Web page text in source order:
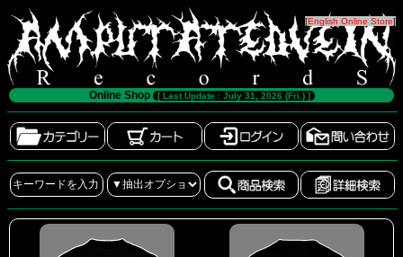
[English Online Store]
Online Shop [ Last Update : July 31, 2026 (Fri.) ]